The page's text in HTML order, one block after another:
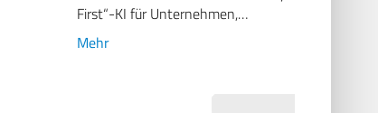
First“-KI für Unternehmen,…
Mehr